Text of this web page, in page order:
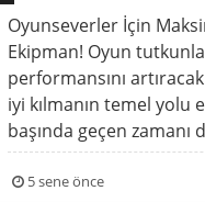
Oyunseverler İçin
Ekipman! Oyun
performansını
iyi kılmanın temel yolu
başında geçen zamanı
5 sene önce